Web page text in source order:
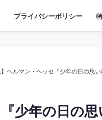
プライバシーポリシー
少年の日の